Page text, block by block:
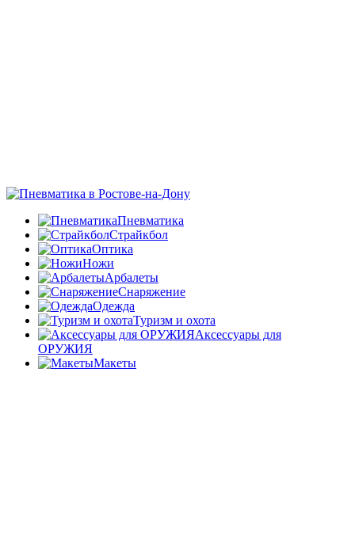
Пневматика
Страйкбол
Оптика
Ножи
Арбалеты
Снаряжение
Одежда
Туризм и охота
Аксессуары для
ОРУЖИЯ
Макеты